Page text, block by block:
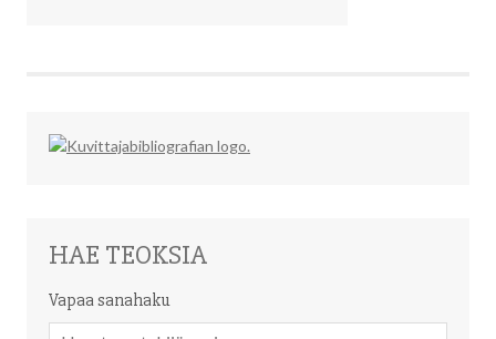
HAE TEOKSIA
Vapaa sanahaku